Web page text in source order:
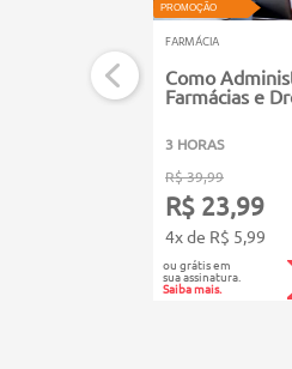
PROMOÇÃO
FARMÁCIA
Como
Farmácias e
3 HORAS
R$ 39,99
R$ 23,99
4x de R$ 5,99
ou grátis em
sua assinatura.
Saiba mais.